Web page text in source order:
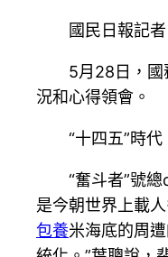
國民日報記者
5月28日，國
況和心得領會。
“十四五”時
“奮斗者”號
是今朝世界上載
包養米海底的周